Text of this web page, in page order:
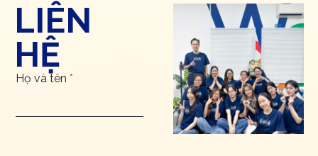
LIÊN
HỆ
Họ và tên *